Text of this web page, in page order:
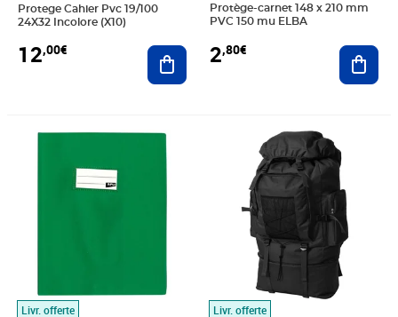
Protege Cahier Pvc 19/100
24X32 Incolore (X10)
12,00€ Ajouter au panier
Protège-carnet 148 x 210 mm
PVC 150 mu ELBA
2,80€
Livr. offerte
Prix 4,92€
Livr. offerte
Prix 38,39€